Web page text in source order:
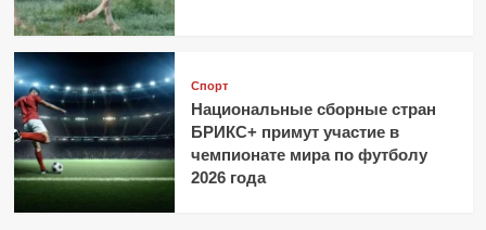
Спорт
Национальные сборные стран
БРИКС+ примут участие в
чемпионате мира по футболу
2026 года